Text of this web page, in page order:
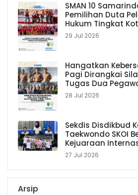
SMAN 10
Pemilihan Duta
Hukum Tingkat
29 Jul 2026
Hangatkan
Pagi Dirangkai
Tugas Dua
28 Jul 2026
Sekdis Disdikbud
Taekwondo SKOI
Kejuaraan
27 Jul 2026
Arsip